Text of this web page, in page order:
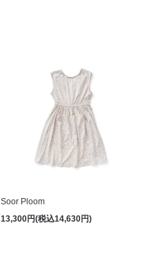
Soor Ploom
13,300円(税込14,630円)